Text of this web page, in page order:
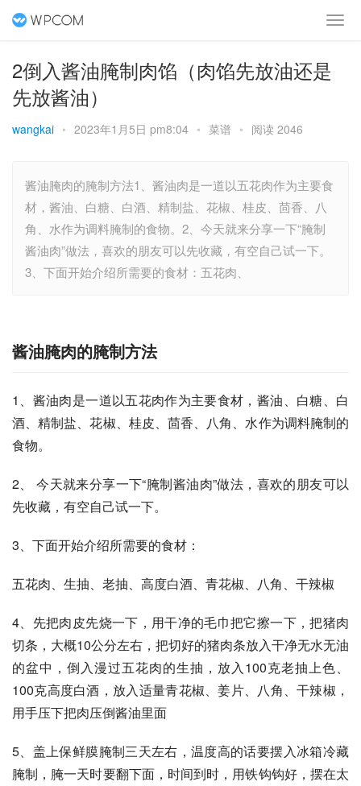
2倒入酱油腌制肉馅（肉馅先放油还是
先放酱油）
wangkai • 2023年1月5日 pm8:04 • 菜谱 • 阅读 2046
酱油腌肉的腌制方法1、酱油肉是一道以五花肉作为主要食
材，酱油、白糖、白酒、精制盐、花椒、桂皮、茴香、八
角、水作为调料腌制的食物。2、今天就来分享一下“腌制
酱油肉”做法，喜欢的朋友可以先收藏，有空自己试一下。
3、下面开始介绍所需要的食材：五花肉、
酱油腌肉的腌制方法
1、酱油肉是一道以五花肉作为主要食材，酱油、白糖、白
酒、精制盐、花椒、桂皮、茴香、八角、水作为调料腌制的
食物。
2、 今天就来分享一下“腌制酱油肉”做法，喜欢的朋友可以
先收藏，有空自己试一下。
3、下面开始介绍所需要的食材：
五花肉、生抽、老抽、高度白酒、青花椒、八角、干辣椒
4、先把肉皮先烧一下，用干净的毛巾把它擦一下，把猪肉
切条，大概10公分左右，把切好的猪肉条放入干净无水无油
的盆中，倒入漫过五花肉的生抽，放入100克老抽上色、
100克高度白酒，放入适量青花椒、姜片、八角、干辣椒，
用手压下把肉压倒酱油里面
5、盖上保鲜膜腌制三天左右，温度高的话要摆入冰箱冷藏
腌制，腌一天时要翻下面，时间到时，用铁钩钩好，摆在太